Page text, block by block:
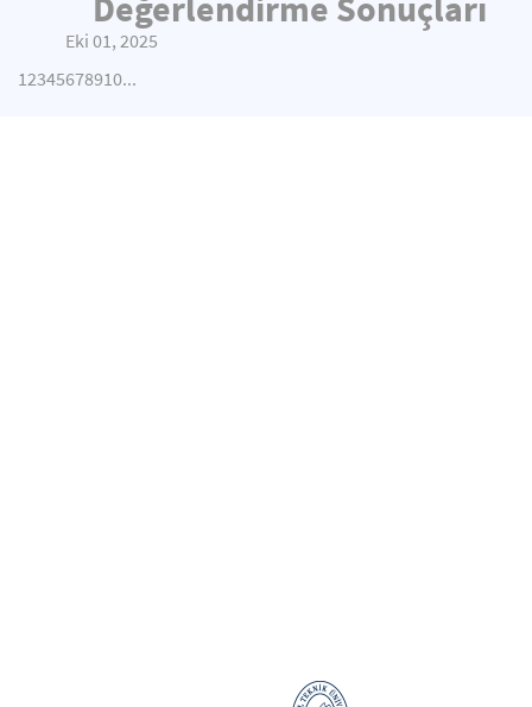
Eki 01, 2025
12345678910...